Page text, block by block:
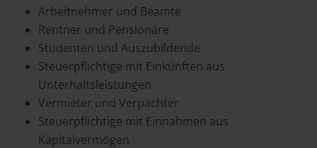
Arbeitnehmer und Beamte
Rentner und Pensionäre
Studenten und Auszubildende
Steuerpflichtige mit Einkünften aus
Unterhaltsleistungen
Vermieter und Verpächter
Steuerpflichtige mit Einnahmen aus
Kapitalvermögen